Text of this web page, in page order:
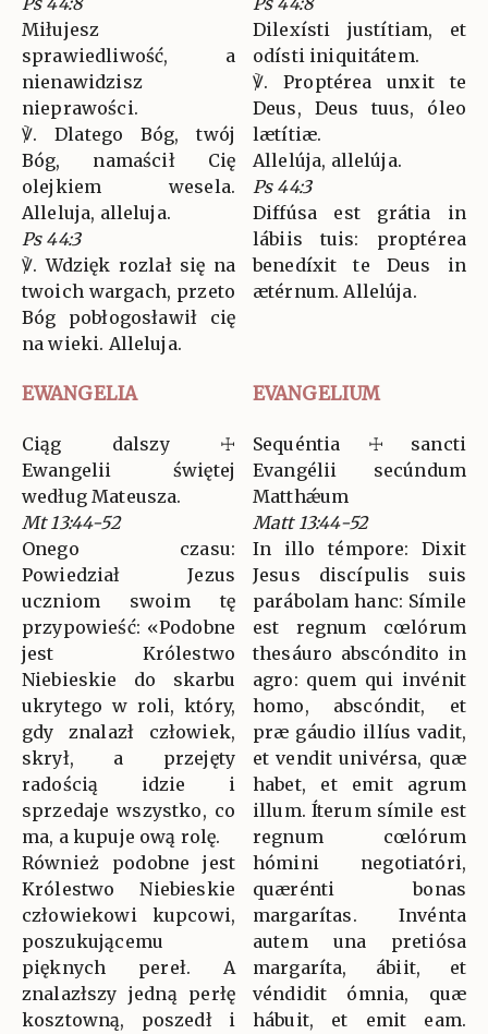
Miłujesz
sprawiedliwość, a
nienawidzisz
nieprawości.
℣. Dlatego Bóg, twój
Bóg, namaścił Cię
olejkiem wesela.
Alleluja, alleluja.
Ps 44:3
℣. Wdzięk rozlał się na
twoich wargach, przeto
Bóg pobłogosławił cię
na wieki. Alleluja.
Dilexísti justítiam, et
odísti iniquitátem.
℣. Proptérea unxit te
Deus, Deus tuus, óleo
lætítiæ.
Allelúja, allelúja.
Ps 44:3
Diffúsa est grátia in
lábiis tuis: proptérea
benedíxit te Deus in
ætérnum. Allelúja.
EWANGELIA EVANGELIUM
Ciąg dalszy ☩
Ewangelii świętej
według Mateusza.
Mt 13:44-52
Onego czasu:
Powiedział Jezus
uczniom swoim tę
przypowieść: «Podobne
jest Królestwo
Niebieskie do skarbu
ukrytego w roli, który,
gdy znalazł człowiek,
skrył, a przejęty
radością idzie i
sprzedaje wszystko, co
ma, a kupuje ową rolę.
Również podobne jest
Królestwo Niebieskie
człowiekowi kupcowi,
poszukującemu
pięknych pereł. A
znalazłszy jedną perłę
kosztowną, poszedł i
Sequéntia ☩ sancti
Evangélii secúndum
Matthǽum
Matt 13:44-52
In illo témpore: Dixit
Jesus discípulis suis
parábolam hanc: Símile
est regnum cœlórum
thesáuro abscóndito in
agro: quem qui invénit
homo, abscóndit, et
præ gáudio illíus vadit,
et vendit univérsa, quæ
habet, et emit agrum
illum. Íterum símile est
regnum cœlórum
hómini negotiatóri,
quærénti bonas
margarítas. Invénta
autem una pretiósa
margaríta, ábiit, et
véndidit ómnia, quæ
hábuit, et emit eam.